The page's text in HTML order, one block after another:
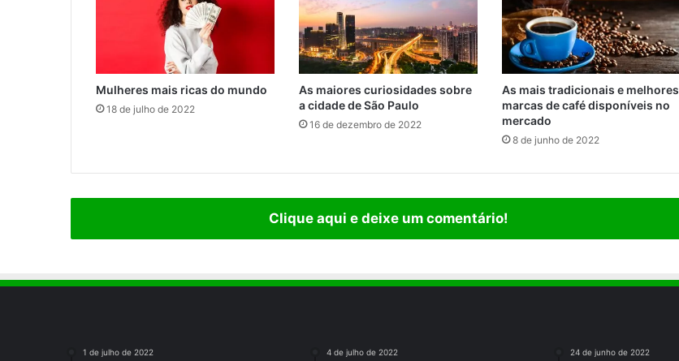
Mulheres mais ricas do mundo
18 de julho de 2022
As maiores curiosidades sobre
a cidade de São Paulo
16 de dezembro de 2022
As mais tradicionais e melhores
marcas de café disponíveis no
mercado
8 de junho de 2022
Clique aqui e deixe um comentário!
1 de julho de 2022 4 de julho de 2022 24 de junho de 2022